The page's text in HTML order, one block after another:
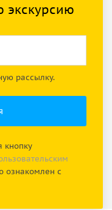
экскурсию
рассылку.
кнопку
ознакомлен с